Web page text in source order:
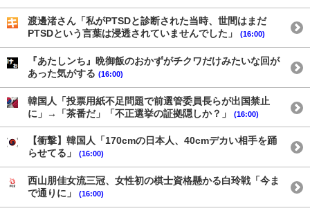
渡邊渚さん「私がPTSDと診断された当時、世間はまだ
PTSDという言葉は浸透されていませんでした」
(16:00)
『あたしンち』晩御飯のおかずがチクワだけみたいな回が
あった気がする (16:00)
韓国人「投票用紙不足問題で前選管委員長らが出国禁止
に」→「茶番だ」「不正選挙の証拠隠しか？」
(16:00)
【衝撃】韓国人「170cmの日本人、40cmデカい相手を踊
らせてる」
(16:00)
西山朋佳女流三冠、女性初の棋士資格懸かる白玲戦「今ま
で通りに」
(16:00)